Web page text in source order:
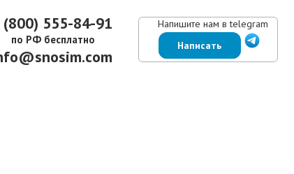
(800) 555-84-91
по РФ бесплатно
Напишите нам в telegram
Написать